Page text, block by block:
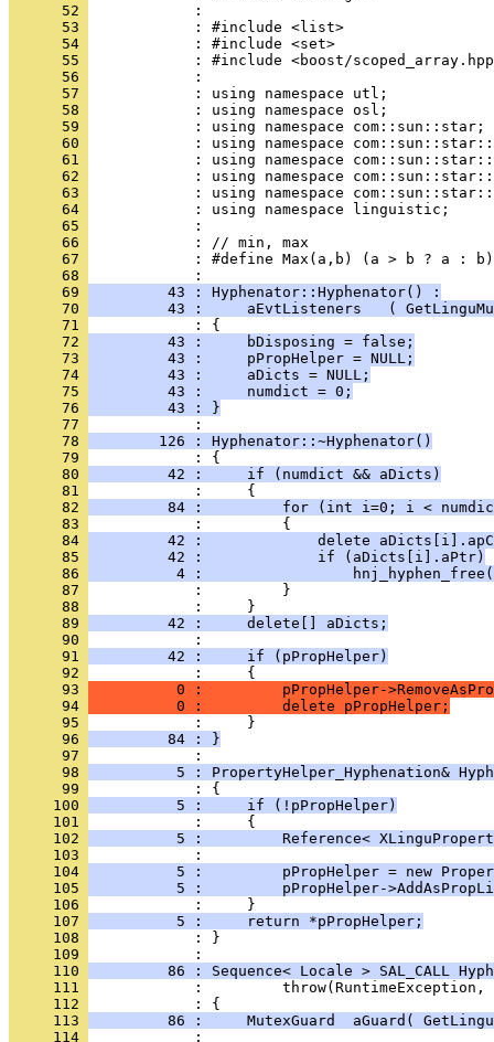
      52
      53
      54
      55
      56
      57
      58
      59
      60
      61
      62
      63
      64
      65
      66
      67
            : #define Max(a,b) (a > b ? a : b)
      68
      69
         43 : Hyphenator::Hyphenator() :
      70
43 :     aEvtListeners   (
      71
      72
         43 :     bDisposing = false;
      73
         43 :     pPropHelper = NULL;
      74
         43 :     aDicts = NULL;
      75
         43 :     numdict = 0;
      76
         43 : }
      77
      78
        126 : Hyphenator::~Hyphenator()
      79
      80
         42 :     if (numdict && aDicts)
      81
      82
84 :         for (int i=0; i <
      83
      84
42 :             delete
      85
         42 :             if (aDicts[i].aPtr)
      86
4 :
      87
      88
      89
         42 :     delete[] aDicts;
      90
      91
         42 :     if (pPropHelper)
      92
      93
0 :         pPropHelper-
      94
          0 :         delete pPropHelper;
      95
      96
         84 : }
      97
      98
5 : PropertyHelper_Hyphenation&
      99
     100
          5 :     if (!pPropHelper)
     101
     102
5 :         Reference<
     103
     104
5 :         pPropHelper = new
     105
5 :         pPropHelper-
     106
     107
          5 :     return *pPropHelper;
     108
            : }
     109
     110
86 : Sequence< Locale > SAL_CALL
     111
     112
     113
86 :     MutexGuard  aGuard(
     114